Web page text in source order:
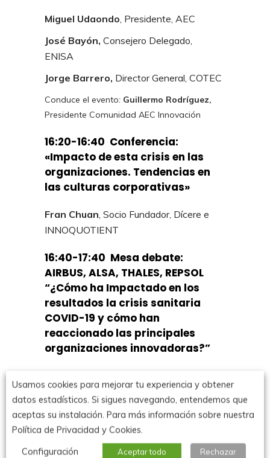
Miguel Udaondo, Presidente, AEC
José Bayón, Consejero Delegado,
ENISA
Jorge Barrero, Director General, COTEC
Conduce el evento: Guillermo Rodríguez,
Presidente Comunidad AEC Innovación
16:20-16:40 Conferencia:
«Impacto de esta crisis en las
organizaciones. Tendencias en
las culturas corporativas»
Fran Chuan, Socio Fundador, Dícere e
INNOQUOTIENT
16:40-17:40 Mesa debate:
AIRBUS, ALSA, THALES, REPSOL
“¿Cómo ha Impactado en los
resultados la crisis sanitaria
COVID-19 y cómo han
reaccionado las principales
organizaciones innovadoras?”
Dícere e INNOQUOTIENT
Participan:
Luis Miguel Del Saz, RFE DDMS Project
Leader, AIRBUS
Usamos cookies para mejorar tu experiencia y obtener
datos estadísticos. Si sigues navegando, entendemos que
aceptas su instalación. Para más información sobre nuestra
Política de Privacidad y Cookies.
Configuración
Aceptar todo Rechazar